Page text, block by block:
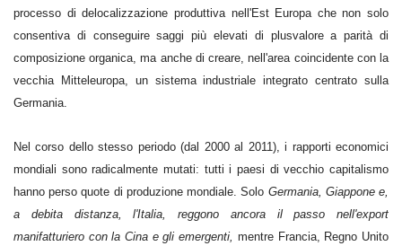
processo di delocalizzazione produttiva nell'Est Europa che non solo
consentiva di conseguire saggi più elevati di plusvalore a parità di
composizione organica, ma anche di creare, nell'area coincidente con la
vecchia Mitteleuropa, un sistema industriale integrato centrato sulla
Germania.
Nel corso dello stesso periodo (dal 2000 al 2011), i rapporti economici
mondiali sono radicalmente mutati: tutti i paesi di vecchio capitalismo
hanno perso quote di produzione mondiale. Solo Germania, Giappone e,
a debita distanza, l'Italia, reggono ancora il passo nell'export
manifatturiero con la Cina e gli emergenti, mentre Francia, Regno Unito